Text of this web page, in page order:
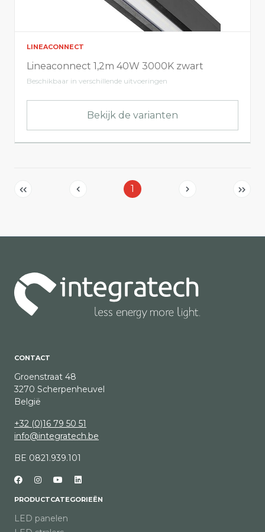
LINEACONNECT
Lineaconnect 1,2m 40W 3000K zwart
Beschikbaar in verschillende uitvoeringen
Bekijk de varianten
1
CONTACT
Groenstraat 48
3270 Scherpenheuvel
België
+32 (0)16 79 50 51
info@integratech.be
BE 0821.939.101
PRODUCTCATEGORIEËN
LED panelen